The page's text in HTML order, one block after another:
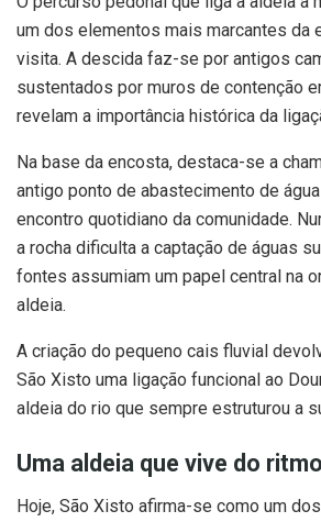
um dos elementos mais marcantes da
visita. A descida faz-se por antigos
sustentados por muros de contenção
revelam a importância histórica da
Na base da encosta, destaca-se a
antigo ponto de abastecimento de
encontro quotidiano da comunidade.
a rocha dificulta a captação de águas
fontes assumiam um papel central na
aldeia.
A criação do pequeno cais fluvial
São Xisto uma ligação funcional ao
aldeia do rio que sempre estruturou a
Uma aldeia que vive do
Hoje, São Xisto afirma-se como um